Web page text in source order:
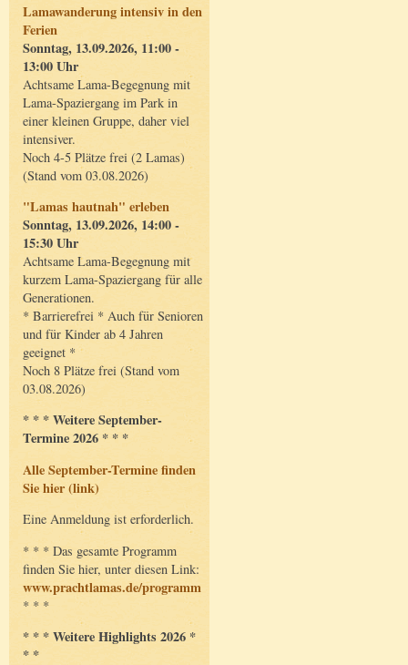
Lamawanderung intensiv in den
Ferien
Sonntag, 13.09.2026, 11:00 -
13:00 Uhr
Achtsame Lama-Begegnung mit
Lama-Spaziergang im Park in
einer kleinen Gruppe, daher viel
intensiver.
Noch 4-5 Plätze frei (2 Lamas)
(Stand vom 03.08.2026)
"Lamas hautnah" erleben
Sonntag, 13.09.2026, 14:00 -
15:30 Uhr
Achtsame Lama-Begegnung mit
kurzem Lama-Spaziergang für alle
Generationen.
* Barrierefrei * Auch für Senioren
und für Kinder ab 4 Jahren
geeignet *
Noch 8 Plätze frei (Stand vom
03.08.2026)
* * * Weitere September-
Termine 2026 * * *
Alle September-Termine finden
Sie hier (link)
Eine Anmeldung ist erforderlich.
* * * Das gesamte Programm
finden Sie hier, unter diesen Link:
www.prachtlamas.de/programm
* * *
* * * Weitere Highlights 2026 *
* *